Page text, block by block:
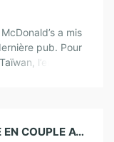
a mis
pub. Pour
l’enseigne
ROXANE DEPARDIEU RÉVÈLE ÊTRE EN COUPLE AVEC UNE FEMME